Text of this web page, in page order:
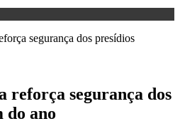
reforça segurança dos
do ano